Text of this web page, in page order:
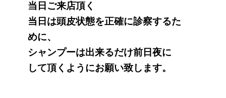
当日ご来店頂く
当日は頭皮状態を正確に診察するた
めに、
シャンプーは出来るだけ前日夜に
して頂くようにお願い致します。